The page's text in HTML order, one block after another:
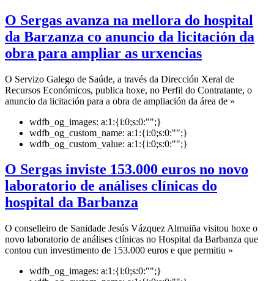
O Sergas avanza na mellora do hospital
da Barzanza co anuncio da licitación da
obra para ampliar as urxencias
O Servizo Galego de Saúde, a través da Dirección Xeral de
Recursos Económicos, publica hoxe, no Perfil do Contratante, o
anuncio da licitación para a obra de ampliación da área de »
wdfb_og_images: a:1:{i:0;s:0:"";}
wdfb_og_custom_name: a:1:{i:0;s:0:"";}
wdfb_og_custom_value: a:1:{i:0;s:0:"";}
O Sergas inviste 153.000 euros no novo
laboratorio de análises clínicas do
hospital da Barbanza
O conselleiro de Sanidade Jesús Vázquez Almuiña visitou hoxe o
novo laboratorio de análises clínicas no Hospital da Barbanza que
contou cun investimento de 153.000 euros e que permitiu »
wdfb_og_images: a:1:{i:0;s:0:"";}